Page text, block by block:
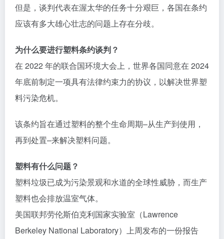
但是，谈判代表在渥太华的任务十分艰巨，各国在条约
应该有多大雄心壮志的问题上存在分歧。
为什么要进行塑料条约谈判？
在 2022 年的联合国环境大会上，世界各国同意在 2024
年底前制定一项具有法律约束力的协议，以解决世界塑
料污染危机。
该条约旨在通过塑料的整个生命周期–从生产到使用，
再到处置–来解决塑料问题。
塑料有什么问题？
塑料垃圾已成为污染景观和水道的全球性威胁，而生产
塑料也会排放温室气体。
美国联邦劳伦斯伯克利国家实验室（Lawrence
Berkeley National Laboratory）上周发布的一份报告